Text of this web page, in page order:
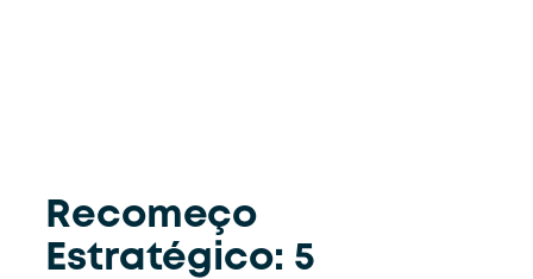
Recomeço
Estratégico: 5